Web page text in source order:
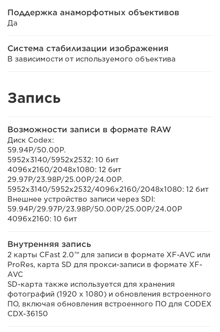
Поддержка анаморфотных объективов
Да
Система стабилизации изображения
В зависимости от используемого объектива
Запись
Возможности записи в формате RAW
Диск Codex:
59.94P/50.00P.
5952x3140/5952x2532: 10 бит
4096x2160/2048x1080: 12 бит
29.97P/23.98P/25.00P/24.00P.
5952x3140/5952x2532/4096x2160/2048x1080: 12 бит
Внешнее устройство записи через SDI:
59.94P/29.97P/23.98P/50.00P/25.00P/24.00P
4096x2160: 10 бит
Внутренняя запись
2 карты CFast 2.0™ для записи в формате XF-AVC или
ProRes, карта SD для прокси-записи в формате XF-
AVC
SD-карта также используется для хранения
фотографий (1920 x 1080) и обновления встроенного
ПО, включая обновления встроенного ПО для CODEX
CDX-36150